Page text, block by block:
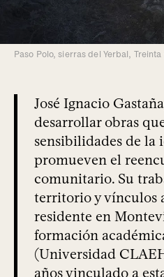
Paso Polo, sierras del Yerbal, Treinta
José Ignacio
desarrollar obras
sensibilidades de la
promueven el
comunitario. Su
territorio y vínculos
residente en
formación
(Universidad
años vinculado a